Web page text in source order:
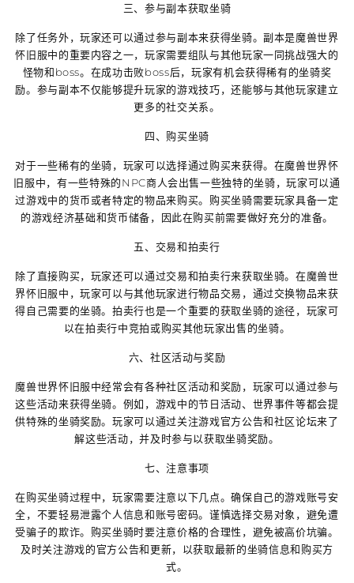
三、参与副本获取坐骑
除了任务外，玩家还可以通过参与副本来获得坐骑。副本是魔兽世界
怀旧服中的重要内容之一，玩家需要组队与其他玩家一同挑战强大的
怪物和boss。在成功击败boss后，玩家有机会获得稀有的坐骑奖
励。参与副本不仅能够提升玩家的游戏技巧，还能够与其他玩家建立
更多的社交关系。
四、购买坐骑
对于一些稀有的坐骑，玩家可以选择通过购买来获得。在魔兽世界怀
旧服中，有一些特殊的NPC商人会出售一些独特的坐骑，玩家可以通
过游戏中的货币或者特定的物品来购买。购买坐骑需要玩家具备一定
的游戏经济基础和货币储备，因此在购买前需要做好充分的准备。
五、交易和拍卖行
除了直接购买，玩家还可以通过交易和拍卖行来获取坐骑。在魔兽世
界怀旧服中，玩家可以与其他玩家进行物品交易，通过交换物品来获
得自己需要的坐骑。拍卖行也是一个重要的获取坐骑的途径，玩家可
以在拍卖行中竞拍或购买其他玩家出售的坐骑。
六、社区活动与奖励
魔兽世界怀旧服中经常会有各种社区活动和奖励，玩家可以通过参与
这些活动来获得坐骑。例如，游戏中的节日活动、世界事件等都会提
供特殊的坐骑奖励。玩家可以通过关注游戏官方公告和社区论坛来了
解这些活动，并及时参与以获取坐骑奖励。
七、注意事项
在购买坐骑过程中，玩家需要注意以下几点。确保自己的游戏账号安
全，不要轻易泄露个人信息和账号密码。谨慎选择交易对象，避免遭
受骗子的欺诈。购买坐骑时要注意价格的合理性，避免被高价坑骗。
及时关注游戏的官方公告和更新，以获取最新的坐骑信息和购买方
式。